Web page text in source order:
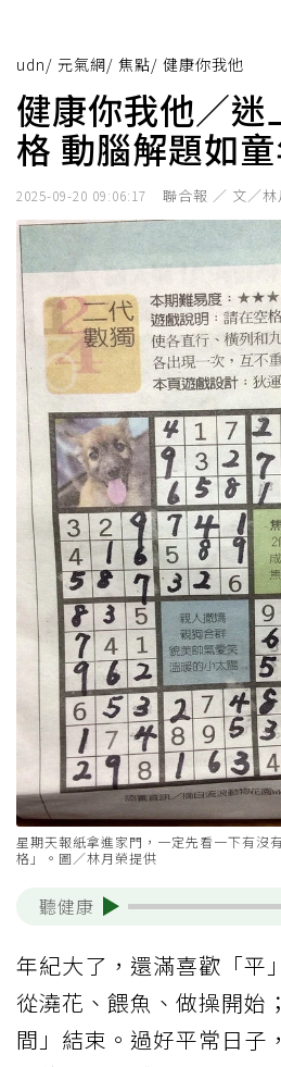
udn/ 元氣網/ 焦點/ 健康你我他
健康你我他／迷
格 動腦解題如
2025-09-20 09:06:17 聯合報 ／ 文／林
星期天報紙拿進家門，一定先看一下有沒
格」。圖／林月榮提供
聽健康
年紀大了，還滿喜歡「平
從澆花、餵魚、做操開始
間」結束。過好平常日子